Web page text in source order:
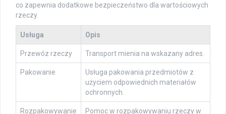
co zapewnia dodatkowe bezpieczeństwo dla wartościowych
rzeczy.
Usługa Opis
Przewóz rzeczy Transport mienia na wskazany adres.
Pakowanie
Usługa pakowania przedmiotów z
użyciem odpowiednich materiałów
ochronnych.
Rozpakowywanie
Pomoc w rozpakowywaniu rzeczy w